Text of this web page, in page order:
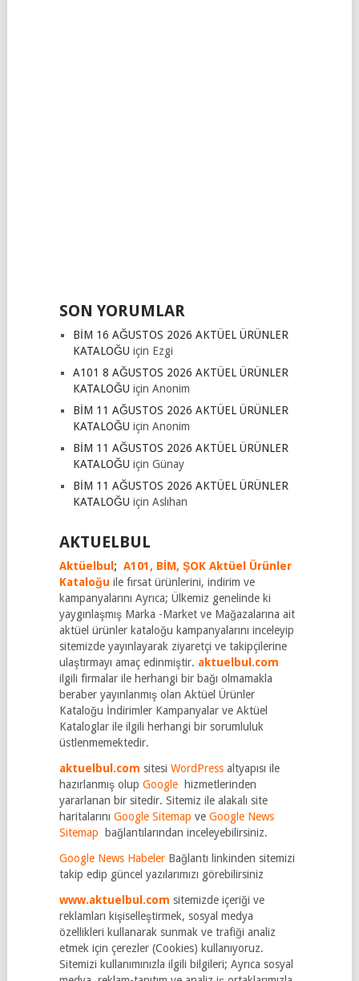
SON YORUMLAR
BİM 16 AĞUSTOS 2026 AKTÜEL ÜRÜNLER
KATALOĞU için Ezgi
A101 8 AĞUSTOS 2026 AKTÜEL ÜRÜNLER
KATALOĞU için Anonim
BİM 11 AĞUSTOS 2026 AKTÜEL ÜRÜNLER
KATALOĞU için Anonim
BİM 11 AĞUSTOS 2026 AKTÜEL ÜRÜNLER
KATALOĞU için Günay
BİM 11 AĞUSTOS 2026 AKTÜEL ÜRÜNLER
KATALOĞU için Aslıhan
AKTUELBUL
Aktüelbul ; A101, BİM, ŞOK Aktüel Ürünler
Kataloğu ile fırsat ürünlerini, indirim ve
kampanyalarını Ayrıca; Ülkemiz genelinde ki
yaygınlaşmış Marka -Market ve Mağazalarına ait
aktüel ürünler kataloğu kampanyalarını inceleyip
sitemizde yayınlayarak ziyaretçi ve takipçilerine
ulaştırmayı amaç edinmiştir. aktuelbul.com
ilgili firmalar ile herhangi bir bağı olmamakla
beraber yayınlanmış olan Aktüel Ürünler
Kataloğu İndirimler Kampanyalar ve Aktüel
Kataloglar ile ilgili herhangi bir sorumluluk
üstlenmemektedir.
aktuelbul.com sitesi WordPressaltyapısı ile
hazırlanmış olup Googlehizmetlerinden
yararlanan bir sitedir. Sitemiz ile alakalı site
haritalarını Google Sitemap ve Google News
Sitemap
bağlantılarından inceleyebilirsiniz.
Google News Habeler Bağlantı linkinden sitemizi
takip edip güncel yazılarımızı görebilirsiniz
www.aktuelbul.com sitemizde içeriği ve
reklamları kişiselleştirmek, sosyal medya
özellikleri kullanarak sunmak ve trafiği analiz
etmek için çerezler (Cookies) kullanıyoruz.
Sitemizi kullanımınızla ilgili bilgileri; Ayrıca sosyal